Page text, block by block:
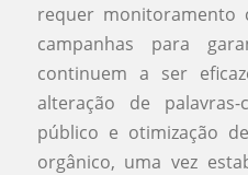
requer monitoramento
campanhas para
continuem a ser
alteração de palavras-
público e otimização
orgânico, uma vez